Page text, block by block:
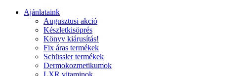
Ajánlataink
Augusztusi akció
Készletkisöprés
Könyv kiárusítás!
Fix áras termékek
Schüssler termékek
Dermokozmetikumok
LXR vitaminok